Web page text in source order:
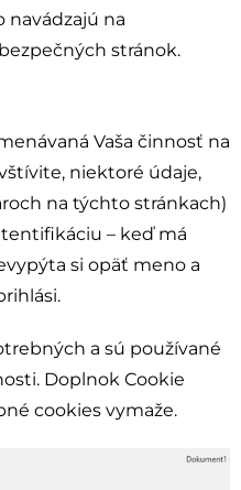
navádzajú na
stránok.
Vaša činnosť na
niektoré údaje,
na týchto stránkach)
– keď má
si opäť meno a
a sú používané
Doplnok Cookie
cookies vymaže.